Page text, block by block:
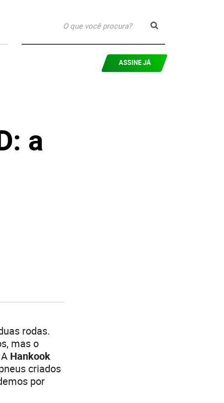
ASSINE JÁ
a
rodas.
mas o
Hankook
criados
por